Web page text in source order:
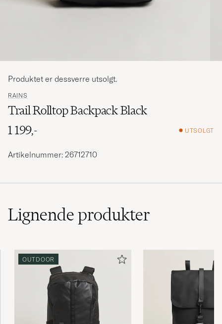
RAINS
Trail Rolltop Backpack Black
1 199,-
UTSOLGT
Produktet er dessverre utsolgt.
Artikelnummer: 26712710
Lignendeprodukter
OUTDOOR